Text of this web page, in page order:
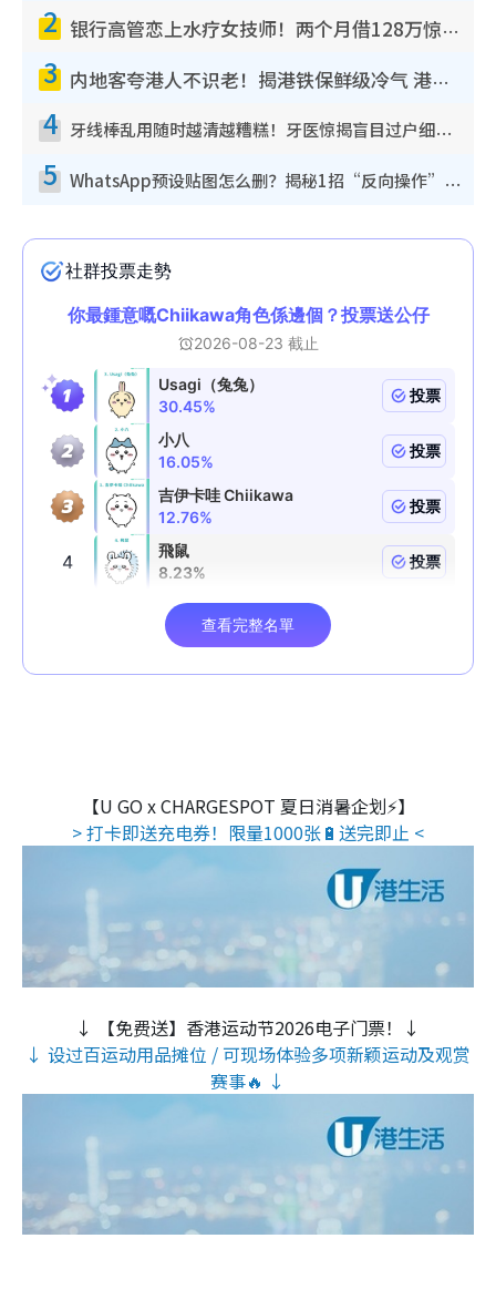
2 银行高管恋上水疗女技师！两个月借128万惊觉“沉船”沉落火海 揭背后疑似邪教操控卖淫
3 内地客夸港人不识老！揭港铁保鲜级冷气 港人求放过：别投诉
4 牙线棒乱用随时越清越糟糕！牙医惊揭盲目过户细菌恐致蛀牙：这种才是日常真保养
5 WhatsApp预设贴图怎么删？揭秘1招“反向操作”还原简洁界面 附3步实测教程
【U GO x CHARGESPOT 夏日消暑企划⚡】
> 打卡即送充电券！限量1000张🔋送完即止 <
↓ 【免费送】香港运动节2026电子门票！↓
↓ 设过百运动用品摊位 / 可现场体验多项新颖运动及观赏
赛事🔥 ↓